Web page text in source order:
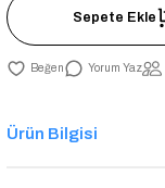
Sepete Ekle
Yorum Yaz
Ürün Bilgisi